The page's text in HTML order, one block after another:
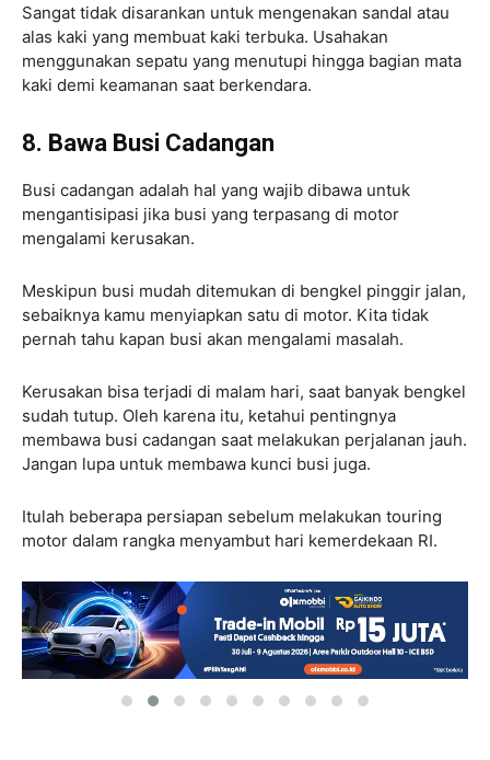
Sangat tidak disarankan untuk mengenakan sandal atau
alas kaki yang membuat kaki terbuka. Usahakan
menggunakan sepatu yang menutupi hingga bagian mata
kaki demi keamanan saat berkendara.
8. Bawa Busi Cadangan
Busi cadangan adalah hal yang wajib dibawa untuk
mengantisipasi jika busi yang terpasang di motor
mengalami kerusakan.
Meskipun busi mudah ditemukan di bengkel pinggir jalan,
sebaiknya kamu menyiapkan satu di motor. Kita tidak
pernah tahu kapan busi akan mengalami masalah.
Kerusakan bisa terjadi di malam hari, saat banyak bengkel
sudah tutup. Oleh karena itu, ketahui pentingnya
membawa busi cadangan saat melakukan perjalanan jauh.
Jangan lupa untuk membawa kunci busi juga.
Itulah beberapa persiapan sebelum melakukan touring
motor dalam rangka menyambut hari kemerdekaan RI.